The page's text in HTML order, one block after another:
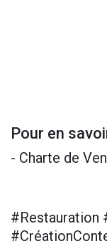
Pour en
- Charte de
#Restauration